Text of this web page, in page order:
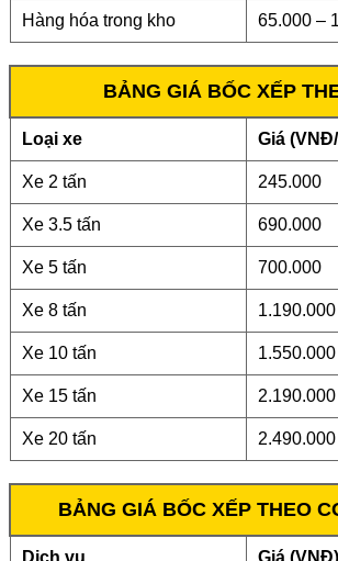
Hàng hóa trong kho 65.000 –
BẢNG GIÁ BỐC XẾP
Loại xe Giá
Xe 2 tấn 245.000
Xe 3.5 tấn 690.000
Xe 5 tấn 700.000
Xe 8 tấn 1.190.000
Xe 10 tấn 1.550.000
Xe 15 tấn 2.190.000
Xe 20 tấn 2.490.000
BẢNG GIÁ BỐC XẾP THEO